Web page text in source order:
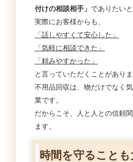
付けの相談相手」 でありたい
実際にお客様からも、
「話しやすくて安心した」
「気軽に相談できた」
「頼みやすかった」
と言っていただくことがありま
不用品回収は、物だけでなく
業です。
だからこそ、人と人との信頼
ます。
時間を守ること